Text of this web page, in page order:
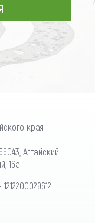
края
Алтайский
16а